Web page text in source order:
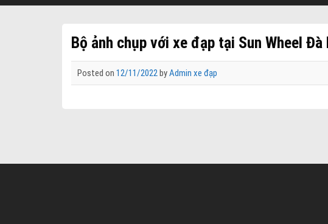
Bộ ảnh chụp với xe đạp tại Sun Wheel Đà
Posted on 12/11/2022byAdmin xe đạp